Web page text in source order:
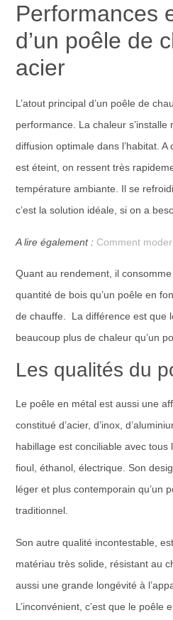
Performances
d’un poêle de
acier
L’atout principal d’un poêle de
performance. La chaleur
diffusion optimale dans l’habitat.
est éteint, on ressent très
température ambiante. Il se
c’est la solution idéale, si on a
A lire également : Comment
Quant au rendement, il
quantité de bois qu’un poêle en
de chauffe. La différence est que
beaucoup plus de chaleur qu’un
Les qualités du
Le poêle en métal est aussi une
constitué d’acier, d’inox,
habillage est conciliable avec tous
fioul, éthanol, électrique. Son
léger et plus contemporain qu’un
traditionnel.
Son autre qualité incontestable,
matériau très solide, résistant au
aussi une grande longévité à
L’inconvénient, c’est que le poêle